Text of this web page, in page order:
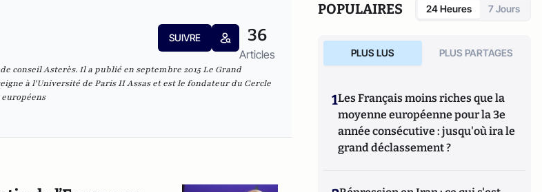
SUIVRE 36
Articles
conseil Asterès. Il a publié en septembre 2015 Le Grand
à l'Université de Paris II Assas et est le fondateur du Cercle
POPULAIRES 24 Heures 7 Jours
PLUS LUS PLUS PARTAGES
1Les Français moins riches que la
moyenne européenne pour la 3e
année consécutive : jusqu'où ira le
grand déclassement ?